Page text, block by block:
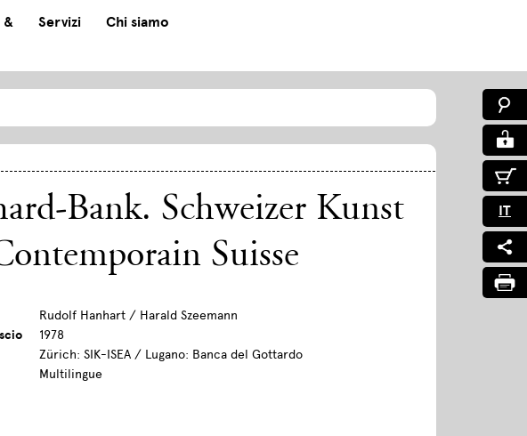
&
Servizi Chi siamo
IT
Bank. Schweizer Kunst
Suisse
Rudolf Hanhart / Harald Szeemann
1978
Zürich: SIK-ISEA / Lugano: Banca del Gottardo
Multilingue